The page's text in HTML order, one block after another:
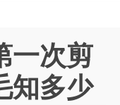
一次剪
知多少